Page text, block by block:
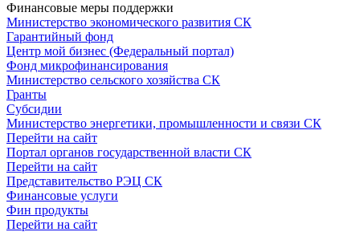
Финансовые меры поддержки
Министерство экономического развития СК
Гарантийный фонд
Центр мой бизнес (Федеральный портал)
Фонд микрофинансирования
Министерство сельского хозяйства СК
Гранты
Субсидии
Министерство энергетики, промышленности и связи СК
Перейти на сайт
Портал органов государственной власти СК
Перейти на сайт
Представительство РЭЦ СК
Финансовые услуги
Фин продукты
Перейти на сайт